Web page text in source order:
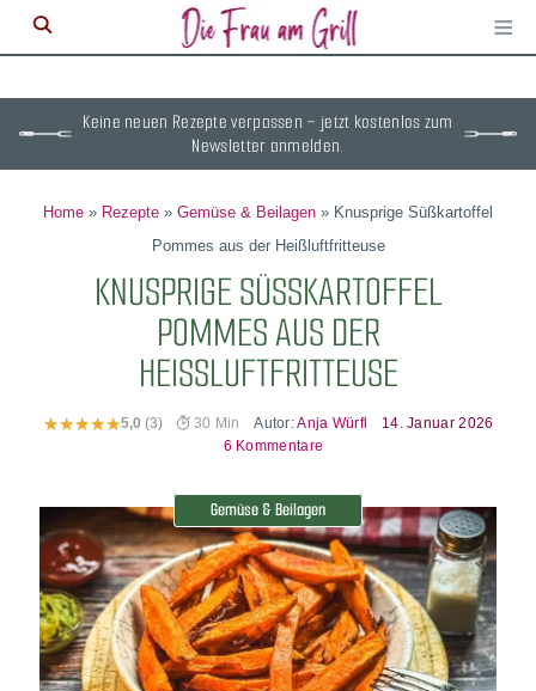
≡
Keine neuen Rezepte verpassen – jetzt kostenlos zum
Newsletter anmelden.
Home » Rezepte » Gemüse & Beilagen » Knusprige Süßkartoffel
Pommes aus der Heißluftfritteuse
KNUSPRIGE SÜSSKARTOFFEL P
OMMES AUS DER H
EISSLUFTFRITTEUSE
5,0 (3) 30 Min Autor:Anja Würfl
14. Januar 2026
6 Kommentare
Gemüse & Beilagen